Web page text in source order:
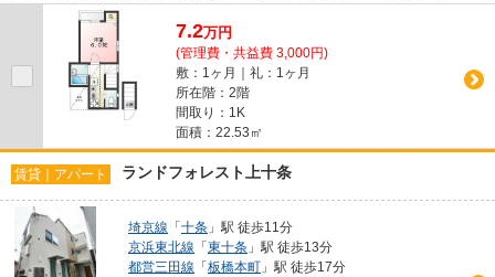
VISION赤羽店までご連絡下さい！！
7.2万円
(管理費・共益費 3,000円)
敷：1ヶ月｜礼：1ヶ月
所在階：2階
間取り：1K
面積：22.53㎡
賃貸｜アパート ランドフォレスト上十条
埼京線 「十条 」駅 徒歩11分
京浜東北線 「東十条 」駅 徒歩13分
都営三田線 「板橋本町 」駅 徒歩17分